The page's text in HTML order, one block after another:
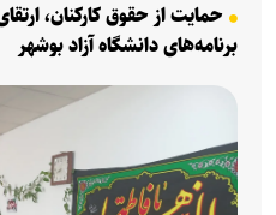
حمایت از حقوق کارکنان،
برنامه‌های دانشگاه آزاد بوشهر